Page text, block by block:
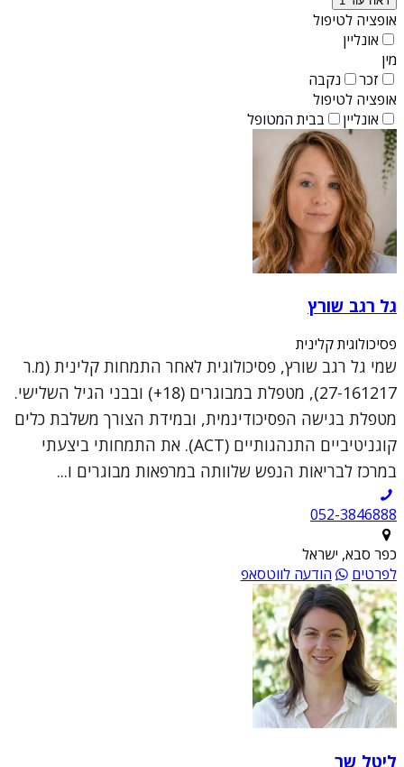
אופציה לטיפול
אונליין
מין
זכר
נקבה
אופציה לטיפול
אונליין
בבית המטופל
גל רגב שורץ
פסיכולוגית קלינית
שמי גל רגב שורץ, פסיכולוגית לאחר התמחות קלינית (מ.ר
27-161217), מטפלת במבוגרים (18+) ובבני הגיל השלישי.
מטפלת בגישה הפסיכודינמית, ובמידת הצורך משלבת כלים
קוגניטיביים התנהגותיים (ACT). את התמחותי ביצעתי
במרכז לבריאות הנפש שלוותה במרפאות מבוגרים ו...
052-3846888
כפר סבא, ישראל
לפרטים
הודעה לווטסאפ
ליטל שר